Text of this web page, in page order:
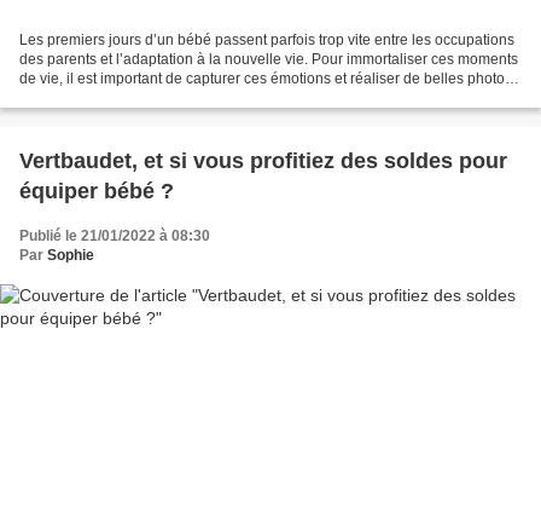
Les premiers jours d’un bébé passent parfois trop vite entre les occupations
des parents et l’adaptation à la nouvelle vie. Pour immortaliser ces moments
de vie, il est important de capturer ces émotions et réaliser de belles photos.
Vertbaudet, et si vous profitiez des soldes pour
équiper bébé ?
Publié le 21/01/2022 à 08:30
Par Sophie